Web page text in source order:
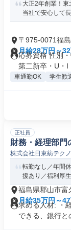
大正2年創業！東
当社で安心して
〒975-0071福
月給28万円～
応募資格 性別
第二新卒・U・I
車通勤OK 学生歓
正社員
財務・経理部門
株式会社日東紡テクノ
転勤なし／年間
援あり／福利厚
福島県郡山市富
月給35万円～
求める人材: ・
できる、銀行と